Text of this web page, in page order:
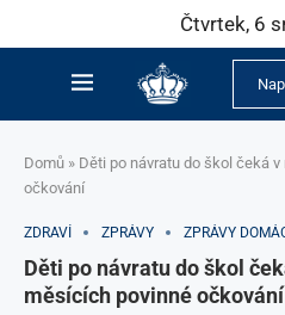
Čtvrtek, 6
Domů » Děti po návratu do škol čeká
očkování
ZDRAVÍ ZPRÁVY ZPRÁVY
Děti po návratu do škol
měsících povinné očkování